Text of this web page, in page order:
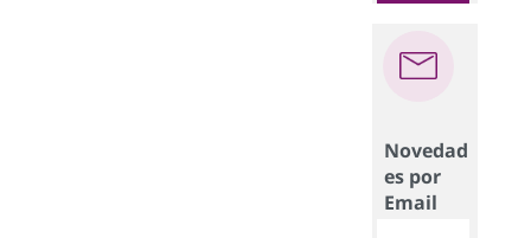
Novedad
es por
Email